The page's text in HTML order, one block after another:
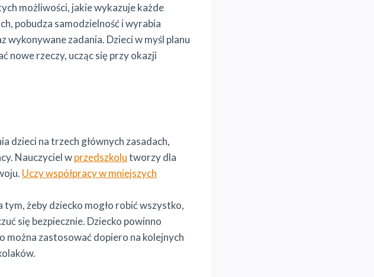
możliwości, jakie wykazuje każde
pobudza samodzielność i wyrabia
wykonywane zadania. Dzieci w myśl planu
nowe rzeczy, ucząc się przy okazji
dzieci na trzech głównych zasadach,
Nauczyciel wprzedszkolutworzy dla
Uczy współpracy w mniejszych
żeby dziecko mogło robić wszystko,
się bezpiecznie. Dziecko powinno
można zastosować dopiero na kolejnych